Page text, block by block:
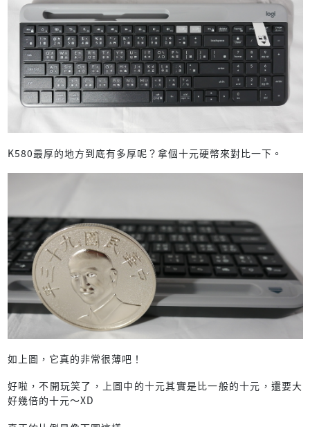
K580最厚的地方到底有多厚呢？拿個十元硬幣來對比一下。
如上圖，它真的非常很薄吧！
好啦，不開玩笑了，上圖中的十元其實是比一般的十元，還要大
好幾倍的十元～XD